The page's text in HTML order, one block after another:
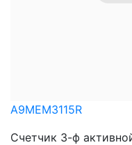
A9MEM3115R
Счетчик 3-ф